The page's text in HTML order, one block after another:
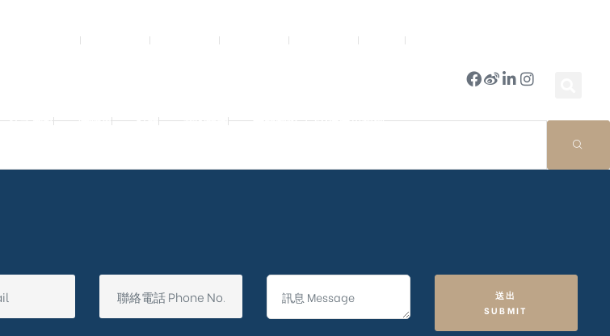
3D數位設計院 規劃設計 工程實績 新聞中心 公司簡報 商店
法式御墅 購物車 結帳 我的帳號 豪門國際 ｜ 50週年里程碑
送出
SUBMIT